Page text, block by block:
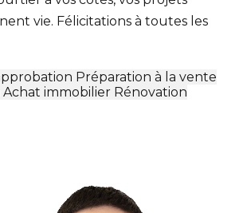
vie. Félicitations à toutes les
Préparation à la vente
Achat immobilier Rénovation